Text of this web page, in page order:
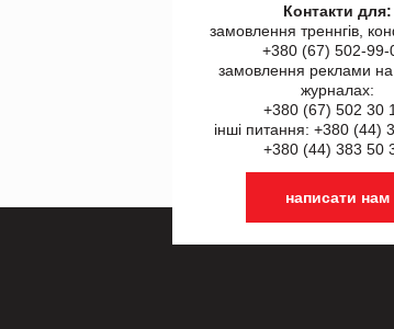
Контакти для:
замовлення треннгів,
+380 (67) 502-99-
замовлення реклами на
журналах:
+380 (67) 502 30
інші питання: +380 (44)
+380 (44) 383 50
написати нам